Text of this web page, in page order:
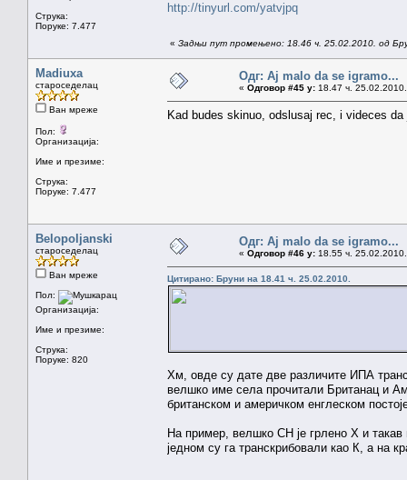
Струка:
Поруке: 7.477
http://tinyurl.com/yatvjpq
« Задњи пут промењено: 18.46 ч. 25.02.2010. од
Madiuxa
староседелац
Ван мреже
Пол:
Организација:
Име и презиме:
Струка:
Поруке: 7.477
Одг: Aj malo da se igramo...
« Одговор #45 у: 18.47 ч.
Kad budes skinuo, odslusaj rec, i videces
Belopoljanski
староседелац
Ван мреже
Пол:
Организација:
Име и презиме:
Струка:
Поруке: 820
Одг: Aj malo da se igramo...
« Одговор #46 у: 18.55 ч.
Цитирано: Бруни на 18.41 ч. 25.02.2010.
Хм, овде су дате две различите ИПА
велшко име села прочитали Британац и
британском и америчком енглеском
На пример, велшко CH је грлено Х и
једном су га транскрибовали као К, а на